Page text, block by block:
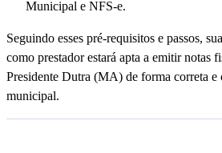
Municipal e NFS-e.
Seguindo esses pré-requisitos e passos,
como prestador estará apta a emitir notas
Presidente Dutra (MA) de forma correta e
municipal.